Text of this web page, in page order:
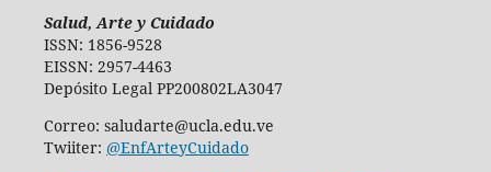
Salud, Arte y Cuidado
ISSN: 1856-9528
EISSN: 2957-4463
Depósito Legal PP200802LA3047
Correo: saludarte@ucla.edu.ve
Twiiter: @EnfArteyCuidado